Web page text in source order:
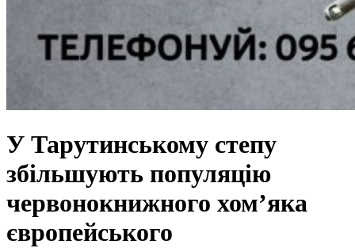
У Тарутинському степу
збільшують популяцію
червонокнижного хом’яка
європейського